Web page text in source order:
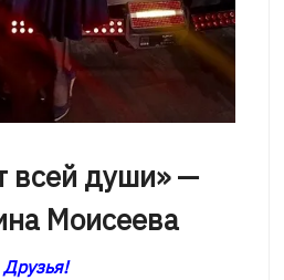
всей души» —
Моисеева
Друзья!